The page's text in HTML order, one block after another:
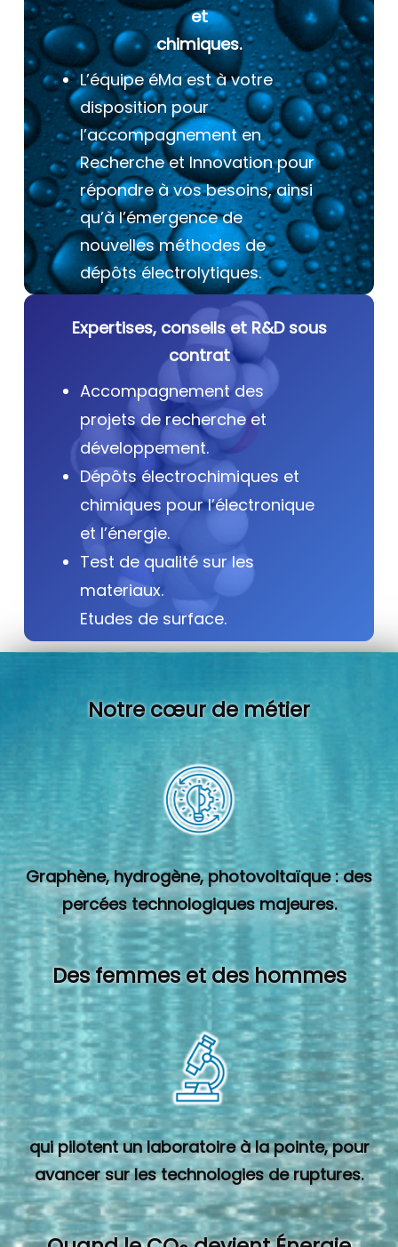
et
chimiques.
L’équipe éMa est à votre
disposition pour
l’accompagnement en
Recherche et Innovation pour
répondre à vos besoins, ainsi
qu’à l’émergence de
nouvelles méthodes de
dépôts électrolytiques.
Expertises, conseils et R&D sous
contrat
Accompagnement des
projets de recherche et
développement.
Dépôts électrochimiques et
chimiques pour l’électronique
et l’énergie.
Test de qualité sur les
materiaux.
Etudes de surface.
Notre cœur de métier
Graphène, hydrogène, photovoltaïque : des
percées technologiques majeures.
Des femmes et des hommes
qui pilotent un laboratoire à la pointe, pour
avancer sur les technologies de ruptures.